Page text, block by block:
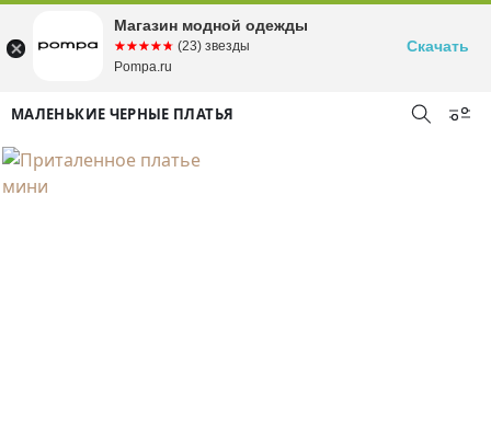
МАЛЕНЬКИЕ ЧЕРНЫЕ ПЛАТЬЯ
Магазин модной одежды
☆☆☆☆☆
★★★★★ (23) звезды
Pompa.ru
Скачать